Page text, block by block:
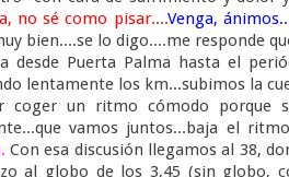
no sé como pisar....Venga,
bien....se lo digo....me responde
desde Puerta Palma hasta el
lentamente los km...subimos la
coger un ritmo cómodo porque
vamos juntos...baja el
Con esa discusión llegamos al 38,
al globo de los 3,45 (sin globo,